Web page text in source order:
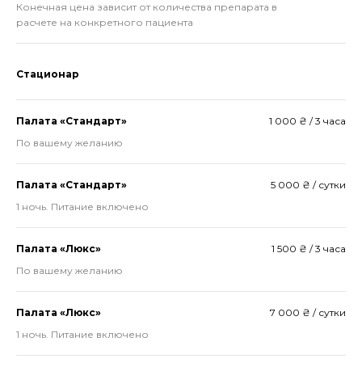
Конечная цена зависит от количества препарата в
расчете на конкретного пациента
Стационар
Палата «Стандарт»
1 000 ₴ / 3 часа
По вашему желанию
Палата «Стандарт»
5 000 ₴ / сутки
1 ночь. Питание включено
Палата «Люкс»
1 500 ₴ / 3 часа
По вашему желанию
Палата «Люкс»
7 000 ₴ / сутки
1 ночь. Питание включено